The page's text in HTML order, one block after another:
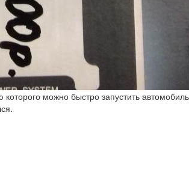
можно быстро запустить